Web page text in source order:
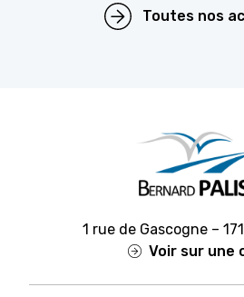
Toutes nos
1 rue de Gascogne –
Voir sur une